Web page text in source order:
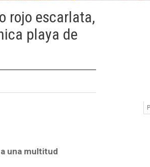
rojo escarlata,
playa de
una multitud